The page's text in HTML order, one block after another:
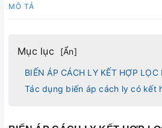
MÔ TẢ
Mục lục [Ẩn]
BIẾN ÁP CÁCH LY KẾT HỢP
Tác dụng biến áp cách ly có kết